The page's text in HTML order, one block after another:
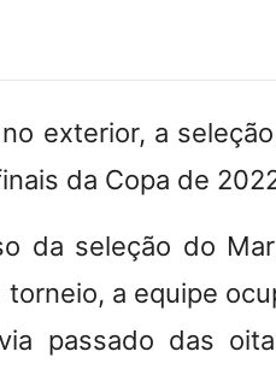
exterior, a
da Copa de
da seleção do
a equipe
passado das